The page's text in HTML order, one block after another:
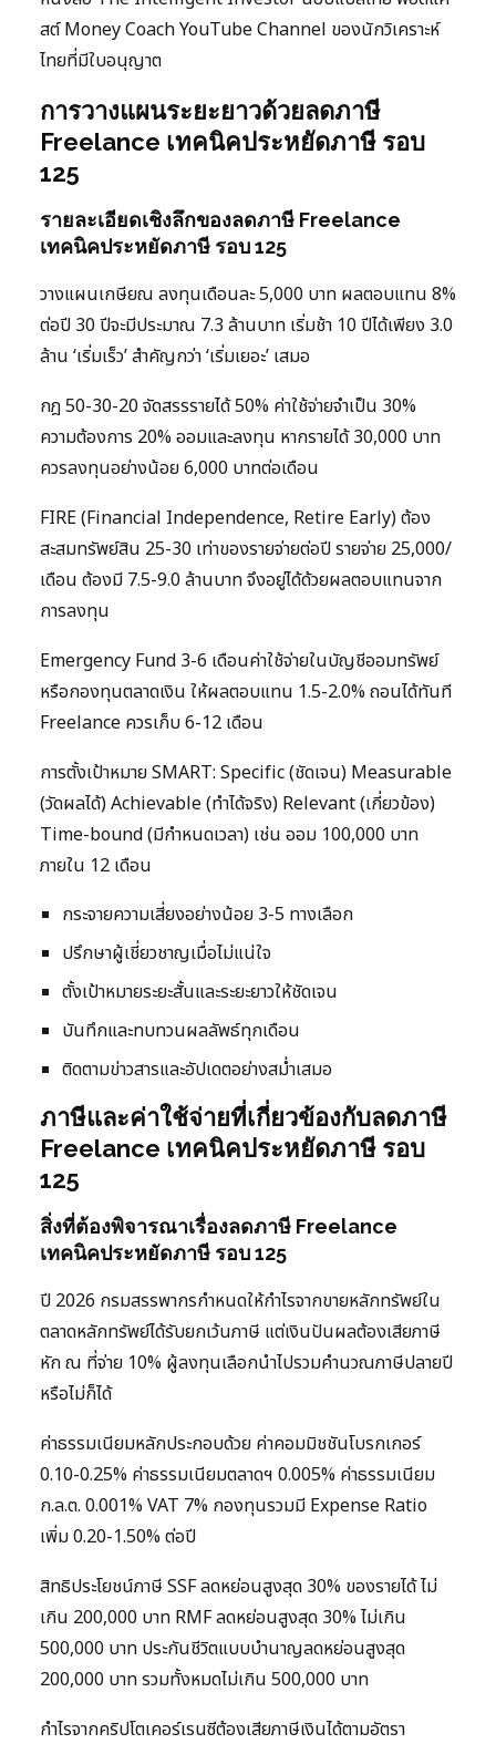
สต์ Money Coach YouTube Channel ของนักวิเคราะห์
ไทยที่มีใบอนุญาต
การวางแผนระยะยาวด้วยลดภาษี
Freelance เทคนิคประหยัดภาษี รอบ
125
รายละเอียดเชิงลึกของลดภาษี Freelance
เทคนิคประหยัดภาษี รอบ 125
วางแผนเกษียณ ลงทุนเดือนละ 5,000 บาท ผลตอบแทน 8%
ต่อปี 30 ปีจะมีประมาณ 7.3 ล้านบาท เริ่มช้า 10 ปีได้เพียง 3.0
ล้าน ‘เริ่มเร็ว’ สำคัญกว่า ‘เริ่มเยอะ’ เสมอ
กฎ 50-30-20 จัดสรรรายได้ 50% ค่าใช้จ่ายจำเป็น 30%
ความต้องการ 20% ออมและลงทุน หากรายได้ 30,000 บาท
ควรลงทุนอย่างน้อย 6,000 บาทต่อเดือน
FIRE (Financial Independence, Retire Early) ต้อง
สะสมทรัพย์สิน 25-30 เท่าของรายจ่ายต่อปี รายจ่าย 25,000/
เดือน ต้องมี 7.5-9.0 ล้านบาท จึงอยู่ได้ด้วยผลตอบแทนจาก
การลงทุน
Emergency Fund 3-6 เดือนค่าใช้จ่ายในบัญชีออมทรัพย์
หรือกองทุนตลาดเงิน ให้ผลตอบแทน 1.5-2.0% ถอนได้ทันที
Freelance ควรเก็บ 6-12 เดือน
การตั้งเป้าหมาย SMART: Specific (ชัดเจน) Measurable
(วัดผลได้) Achievable (ทำได้จริง) Relevant (เกี่ยวข้อง)
Time-bound (มีกำหนดเวลา) เช่น ออม 100,000 บาท
ภายใน 12 เดือน
กระจายความเสี่ยงอย่างน้อย 3-5 ทางเลือก
ปรึกษาผู้เชี่ยวชาญเมื่อไม่แน่ใจ
ตั้งเป้าหมายระยะสั้นและระยะยาวให้ชัดเจน
บันทึกและทบทวนผลลัพธ์ทุกเดือน
ติดตามข่าวสารและอัปเดตอย่างสม่ำเสมอ
ภาษีและค่าใช้จ่ายที่เกี่ยวข้องกับลดภาษี
Freelance เทคนิคประหยัดภาษี รอบ
125
สิ่งที่ต้องพิจารณาเรื่องลดภาษี Freelance
เทคนิคประหยัดภาษี รอบ 125
ปี 2026 กรมสรรพากรกำหนดให้กำไรจากขายหลักทรัพย์ใน
ตลาดหลักทรัพย์ได้รับยกเว้นภาษี แต่เงินปันผลต้องเสียภาษี
หัก ณ ที่จ่าย 10% ผู้ลงทุนเลือกนำไปรวมคำนวณภาษีปลายปี
หรือไม่ก็ได้
ค่าธรรมเนียมหลักประกอบด้วย ค่าคอมมิชชันโบรกเกอร์
0.10-0.25% ค่าธรรมเนียมตลาดฯ 0.005% ค่าธรรมเนียม
ก.ล.ต. 0.001% VAT 7% กองทุนรวมมี Expense Ratio
เพิ่ม 0.20-1.50% ต่อปี
สิทธิประโยชน์ภาษี SSF ลดหย่อนสูงสุด 30% ของรายได้ ไม่
เกิน 200,000 บาท RMF ลดหย่อนสูงสุด 30% ไม่เกิน
500,000 บาท ประกันชีวิตแบบบำนาญลดหย่อนสูงสุด
200,000 บาท รวมทั้งหมดไม่เกิน 500,000 บาท
กำไรจากคริปโตเคอร์เรนซีต้องเสียภาษีเงินได้ตามอัตรา